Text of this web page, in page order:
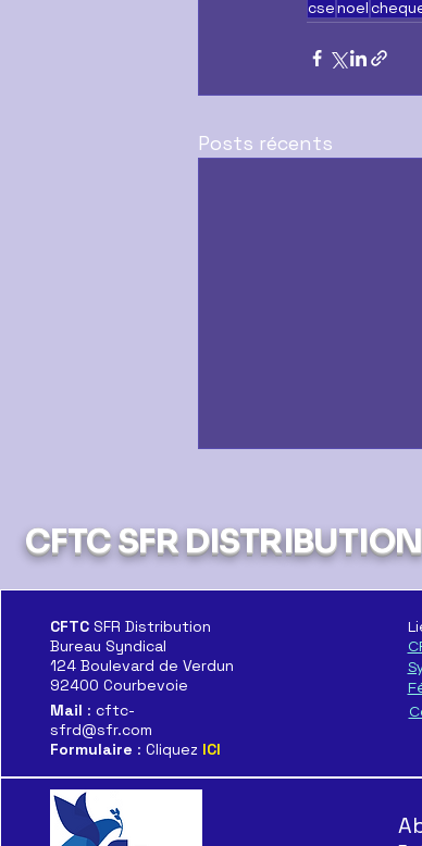
csenoel
Posts récents
Rémunération
CFTC SFR DISTRIBUTION
CFTC SFR Distribution
Bureau Syndical
124 Boulevard de Verdun
92400 Courbevoie
Mail : cftc-
sfrd@sfr.com
Formulaire : Cliquez ICI